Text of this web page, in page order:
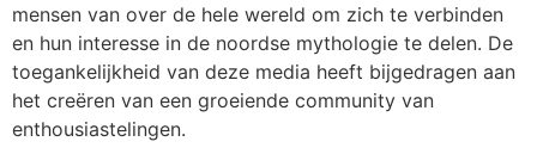
mensen van over de hele wereld om zich te verbinden
en hun interesse in de noordse mythologie te delen. De
toegankelijkheid van deze media heeft bijgedragen aan
het creëren van een groeiende community van
enthousiastelingen.